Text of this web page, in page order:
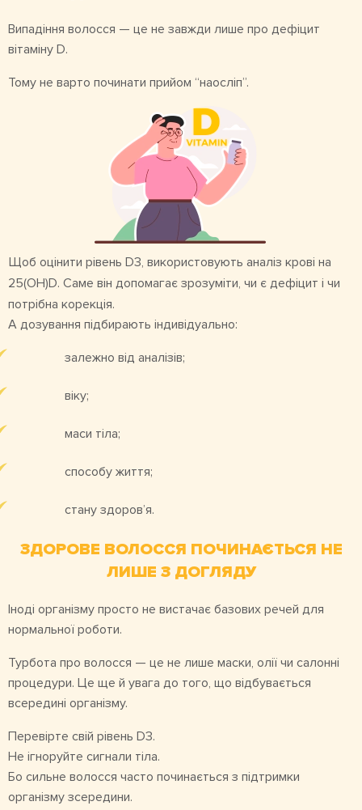
Випадіння волосся — це не завжди лише про дефіцит
вітаміну D.
Тому не варто починати прийом “наосліп”.
Щоб оцінити рівень D3, використовують аналіз крові на
25(OH)D. Саме він допомагає зрозуміти, чи є дефіцит і чи
потрібна корекція.
А дозування підбирають індивідуально:
залежно від аналізів;
віку;
маси тіла;
способу життя;
стану здоров’я.
ЗДОРОВЕ ВОЛОССЯ ПОЧИНАЄТЬСЯ НЕ
ЛИШЕ З ДОГЛЯДУ
Іноді організму просто не вистачає базових речей для
нормальної роботи.
Турбота про волосся — це не лише маски, олії чи салонні
процедури. Це ще й увага до того, що відбувається
всередині організму.
Перевірте свій рівень D3.
Не ігноруйте сигнали тіла.
Бо сильне волосся часто починається з підтримки
організму зсередини.